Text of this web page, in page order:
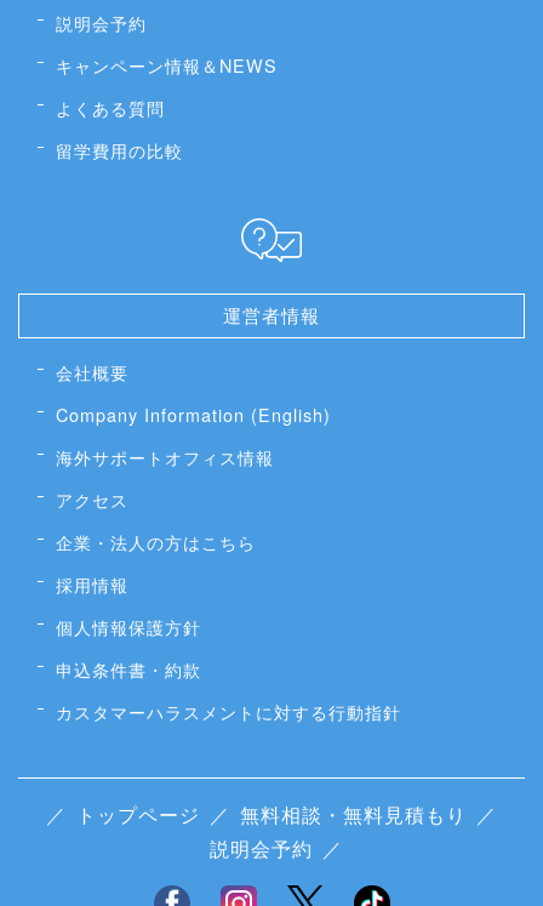
説明会予約
キャンペーン情報＆NEWS
よくある質問
留学費用の比較
運営者情報
会社概要
Company Information (English)
海外サポートオフィス情報
アクセス
企業・法人の方はこちら
採用情報
個人情報保護方針
申込条件書・約款
カスタマーハラスメントに対する行動指針
／ トップページ ／ 無料相談・無料見積もり
／
説明会予約 ／